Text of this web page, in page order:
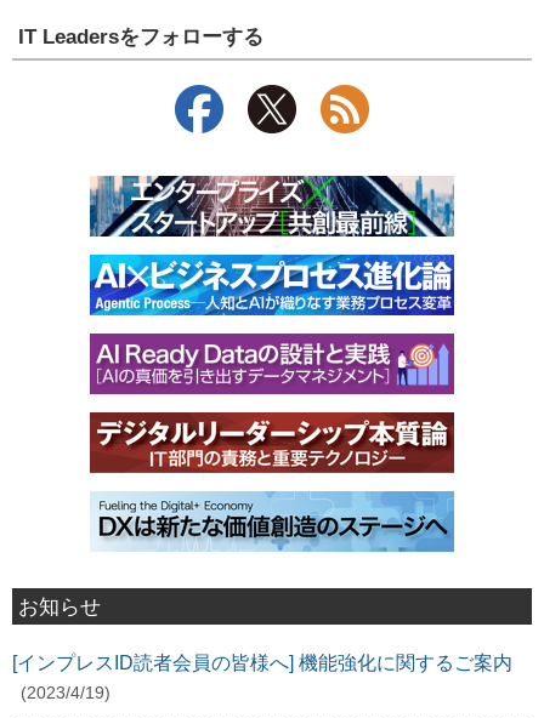
IT Leadersをフォローする
お知らせ
[インプレスID読者会員の皆様へ] 機能強化に関するご案内
(2023/4/19)